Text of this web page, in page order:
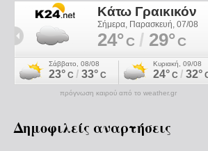
πρόγνωση καιρού από το weather.gr
Δημοφιλείς αναρτήσεις